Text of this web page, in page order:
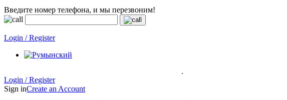
Введите номер телефона, и мы перезвоним!
Login / Register
.
Login / Register
Sign inCreate an Account